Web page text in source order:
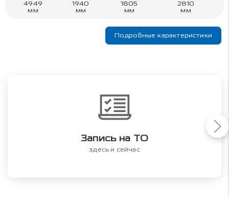
4949
мм
1940
мм
1805
мм
2810
мм
Подробные характеристики
Запись на ТО
здесь и сейчас